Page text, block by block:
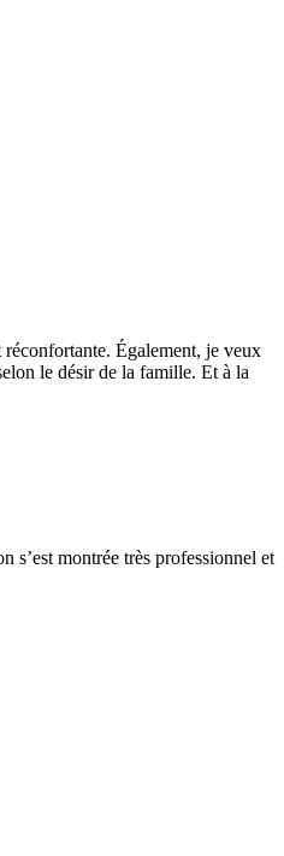
Également, je veux
le désir de la famille. Et à la
s’est montrée très professionnel et